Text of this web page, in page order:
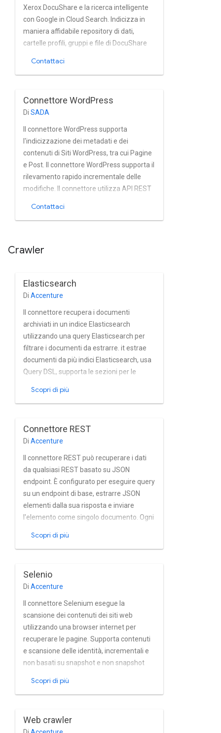
Xerox DocuShare e la ricerca intelligente
con Google in Cloud Search. Indicizza in
maniera affidabile repository di dati,
cartelle profili, gruppi e file di DocuShare
Contattaci
Connettore WordPress
Di SADA
Il connettore WordPress supporta
l'indicizzazione dei metadati e dei
contenuti di Siti WordPress, tra cui Pagine
e Post. Il connettore WordPress supporta il
rilevamento rapido incrementale delle
modifiche. Il connettore utilizza API REST
Contattaci
Crawler
Elasticsearch
Di Accenture
Il connettore recupera i documenti
archiviati in un indice Elasticsearch
utilizzando una query Elasticsearch per
filtrare i documenti da estrarre. it estrae
documenti da più indici Elasticsearch, usa
Query DSL, supporta le sezioni per le
e utilizza i metodi Get o MGet
Scopri di più
Connettore REST
Di Accenture
Il connettore REST può recuperare i dati
da qualsiasi REST basato su JSON
endpoint. È configurato per eseguire query
su un endpoint di base, estrarre JSON
elementi dalla sua risposta e inviare
l'elemento come singolo documento. Ogni
più metadati dallo stesso endpoint o
Supporta snapshot e non basati su
snapshot incrementali e la gerarchia dei
documenti.
Scopri di più
Selenio
Di Accenture
Il connettore Selenium esegue la
scansione dei contenuti dei siti web
utilizzando una browser internet per
recuperare le pagine. Supporta contenuti
e scansione delle identità, incrementali e
non basati su snapshot e non snapshot
problemi di compatibilità con le
Scopri di più
Web crawler